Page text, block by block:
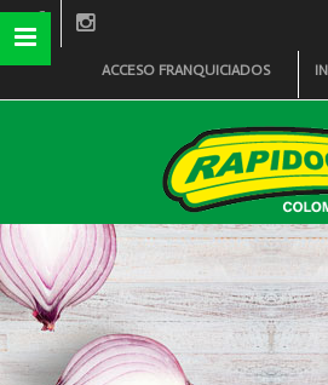
ACCESO FRANQUICIADOS
Desayuno